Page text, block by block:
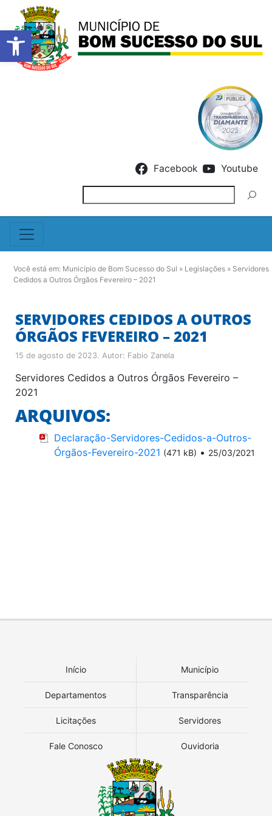
Barra de Ferramentas
Facebook Youtube
Você está em: Município de Bom Sucesso do Sul » Legislações » Servidores
Cedidos a Outros Órgãos Fevereiro – 2021
SERVIDORES CEDIDOS A OUTROS
ÓRGÃOS FEVEREIRO – 2021
15 de agosto de 2023. Autor: Fabio Zanela
Servidores Cedidos a Outros Órgãos Fevereiro –
2021
ARQUIVOS:
Declaração-Servidores-Cedidos-a-Outros-
Órgãos-Fevereiro-2021 (471 kB) • 25/03/2021
Início Município
Departamentos Transparência
Licitações Servidores
Fale Conosco Ouvidoria